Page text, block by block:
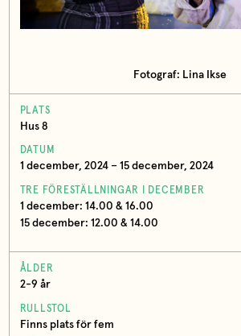
Fotograf: Lina Ikse
PLATS
Hus 8
DATUM
1 december, 2024 – 15 december, 2024
TRE FÖRESTÄLLNINGAR I DECEMBER
1 december: 14.00 & 16.00
15 december: 12.00 & 14.00
ÅLDER
2-9 år
RULLSTOL
Finns plats för fem